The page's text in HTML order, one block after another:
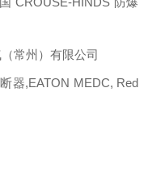
常州）有限公司
器,EATON MEDC, Red